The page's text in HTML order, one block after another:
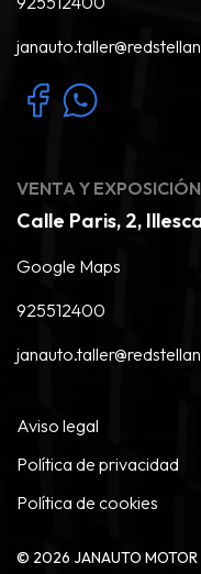
VENTA Y EXPOSICIÓN
Calle Paris, 2,
Google Maps
925512400
Aviso legal
Política de privacidad
Política de cookies
© 2026 JANAUTO